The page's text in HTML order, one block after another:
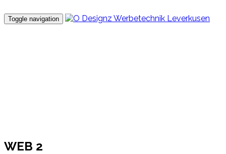
Toggle navigation
WEB 2